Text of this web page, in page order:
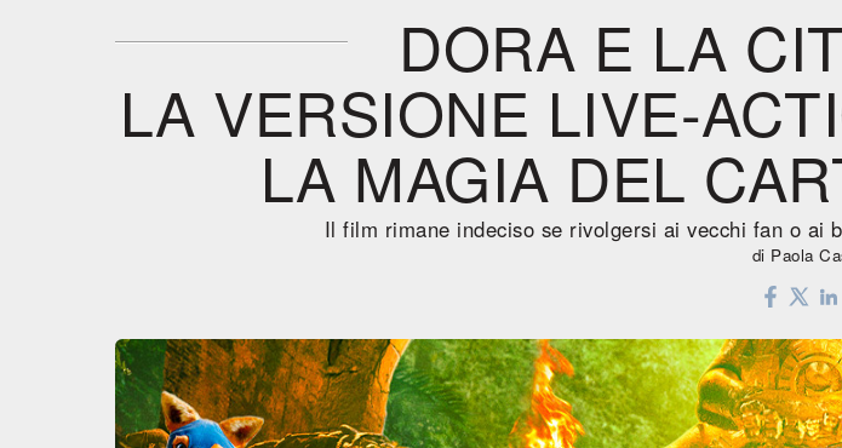
DORA E LA
LA VERSIONE LIVE-
LA MAGIA DEL
Il film rimane indeciso se rivolgersi ai vecchi fan o ai
di Paola